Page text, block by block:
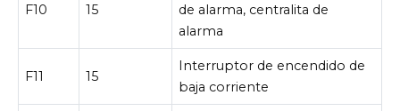
F10 15
de alarma, centralita de
alarma
F11 15
Interruptor de encendido de
baja corriente